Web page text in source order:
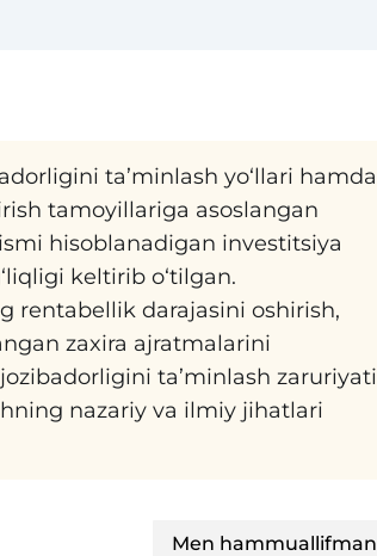
ta’minlash yo‘llari hamda
tamoyillariga asoslangan
hisoblanadigan investitsiya
keltirib o‘tilgan.
rentabellik darajasini oshirish,
zaxira ajratmalarini
ta’minlash zaruriyati
nazariy va ilmiy jihatlari
Men hammuallifman